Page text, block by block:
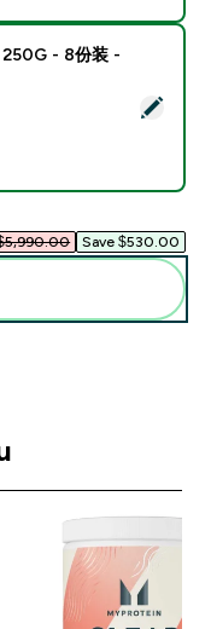
- 250G - 8份装 - 玄
- 8份装 -
Save $530.00‎